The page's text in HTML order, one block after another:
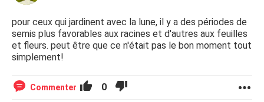
pour ceux qui jardinent avec la lune, il y a des périodes de
semis plus favorables aux racines et d'autres aux feuilles
et fleurs. peut être que ce n'était pas le bon moment tout
simplement!
Commenter 0